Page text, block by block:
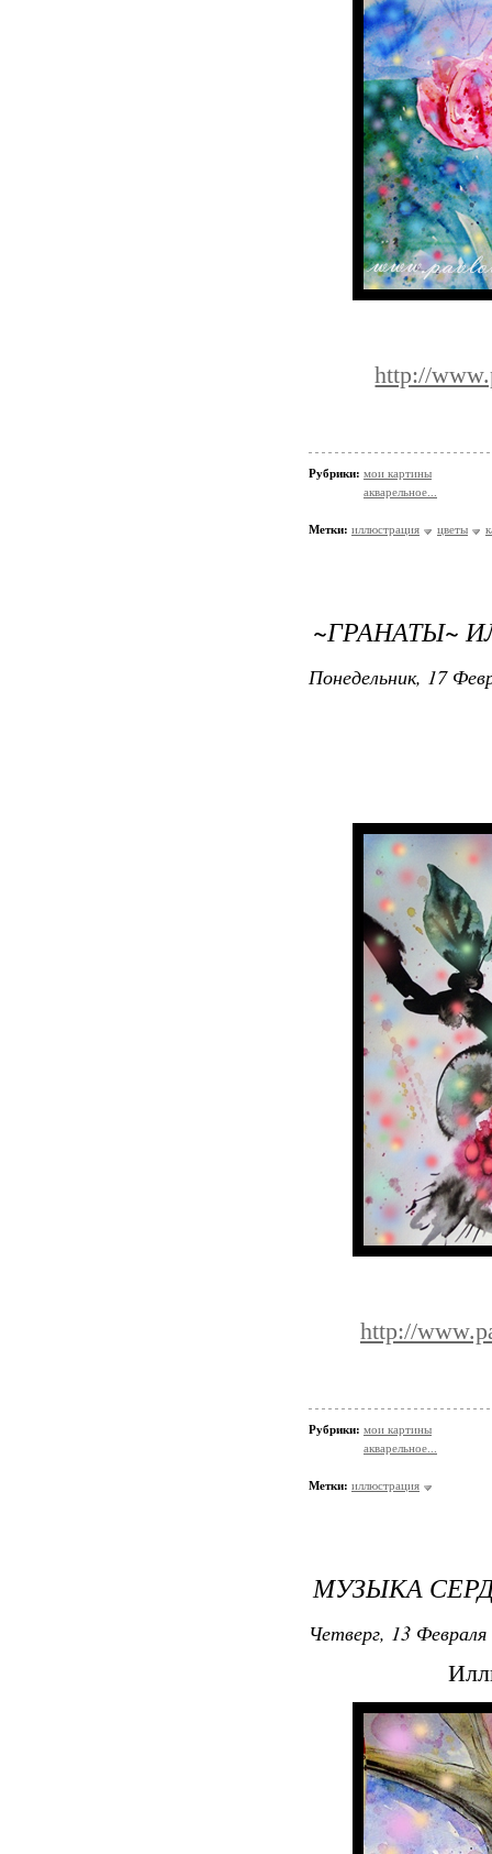
http://
Рубрики: мои картины
акварельное...
Метки: иллюстрация цветы
~ГРАНАТЫ~
Понедельник, 17
http://
Рубрики: мои картины
акварельное...
Метки: иллюстрация
МУЗЫКА
Четверг, 13